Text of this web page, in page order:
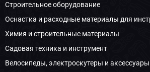
Строительное оборудование
Оснастка и расходные материалы для
Химия и строительные материалы
Садовая техника и инструмент
Велосипеды, электроскутеры и аксессуары